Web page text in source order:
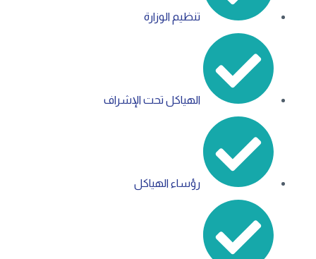
تنظيم الوزارة
الهياكل تحت الإشراف
رؤساء الهياكل